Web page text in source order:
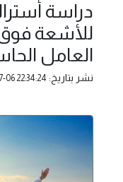
دراسة
للأشعة
العامل
نشر بتاريخ: 06 22:34:24